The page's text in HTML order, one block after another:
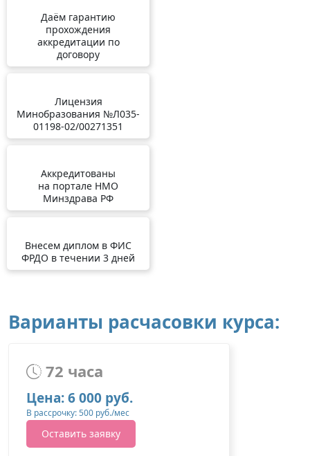
Даём гарантию
прохождения
аккредитации по
договору
Лицензия
Минобразования №Л035-
01198-02/00271351
Аккредитованы
на портале НМО
Минздрава РФ
Внесем диплом в ФИС
ФРДО в течении 3 дней
Варианты расчасовки курса:
72 часа
Цена: 6 000 руб.
В рассрочку: 500 руб./мес
Оставить заявку